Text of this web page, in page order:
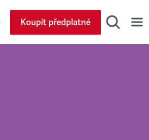
Koupit předplatné